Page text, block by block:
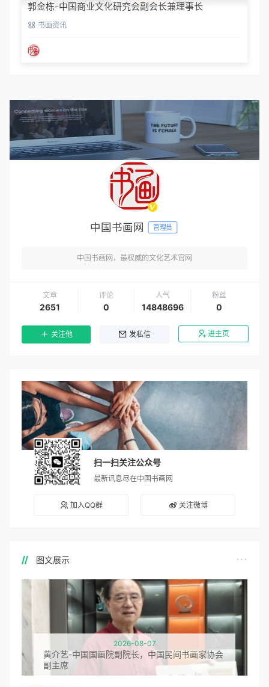
郭金栋-中国商业文化研究会副会长兼理事长
书画资讯
中国书画网 管理员
中国书画网，最权威的文化艺术官网
文章
2651
评论
0
人气
14848696
粉丝
0
关注他 发私信 进主页
扫一扫关注公众号
最新讯息尽在中国书画网
加入QQ群 关注微博
图文展示
2026-08-07
黄介艺-中国国画院副院长，中国民间书画家协会
副主席